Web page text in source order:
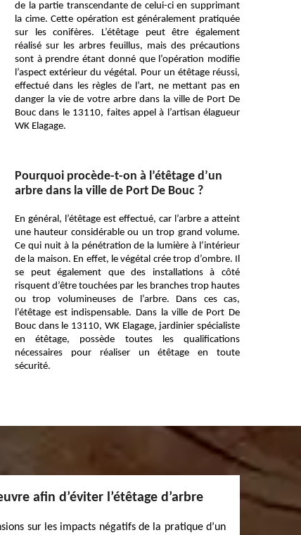
de la partie transcendante de celui-ci en supprimant
la cime. Cette opération est généralement pratiquée
sur les conifères. L’étêtage peut être également
réalisé sur les arbres feuillus, mais des précautions
sont à prendre étant donné que l’opération modifie
l’aspect extérieur du végétal. Pour un étêtage réussi,
effectué dans les règles de l’art, ne mettant pas en
danger la vie de votre arbre dans la ville de Port De
Bouc dans le 13110, faites appel à l’artisan élagueur
WK Elagage.
Pourquoi procède-t-on à l’étêtage d’un
arbre dans la ville de Port De Bouc ?
En général, l’étêtage est effectué, car l’arbre a atteint
une hauteur considérable ou un trop grand volume.
Ce qui nuit à la pénétration de la lumière à l’intérieur
de la maison. En effet, le végétal crée trop d’ombre. Il
se peut également que des installations à côté
risquent d’être touchées par les branches trop hautes
ou trop volumineuses de l’arbre. Dans ces cas,
l’étêtage est indispensable. Dans la ville de Port De
Bouc dans le 13110, WK Elagage, jardinier spécialiste
en étêtage, possède toutes les qualifications
nécessaires pour réaliser un étêtage en toute
sécurité.
afin d’éviter l’étêtage d’arbre
sur les impacts négatifs de la pratique d’un